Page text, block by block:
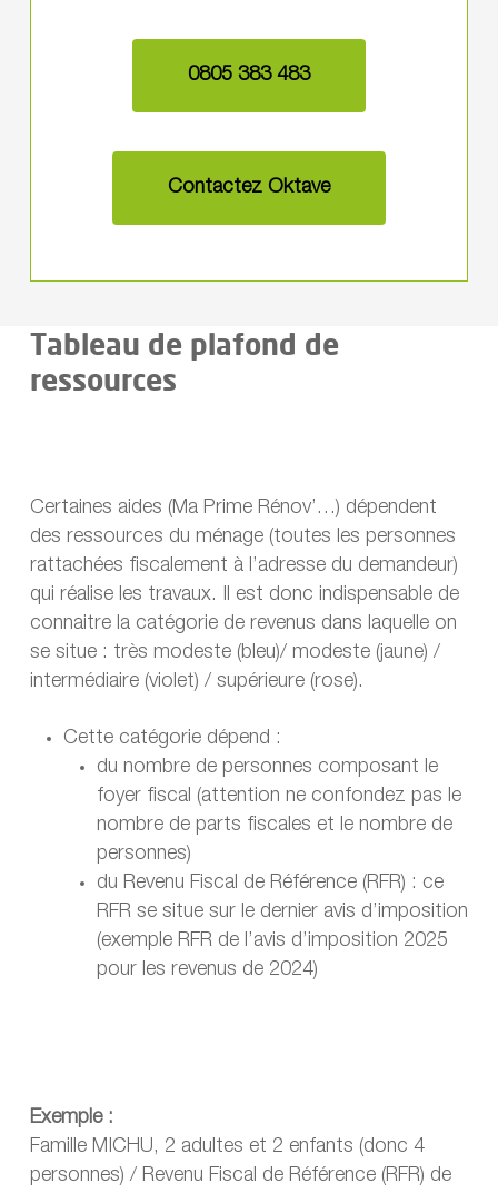
0805 383 483
Contactez Oktave
Tableau de plafond de
ressources
Certaines aides (Ma Prime Rénov’…) dépendent
des ressources du ménage (toutes les personnes
rattachées fiscalement à l’adresse du demandeur)
qui réalise les travaux. Il est donc indispensable de
connaitre la catégorie de revenus dans laquelle on
se situe : très modeste (bleu)/ modeste (jaune) /
intermédiaire (violet) / supérieure (rose).
Cette catégorie dépend :
du nombre de personnes composant le
foyer fiscal (attention ne confondez pas le
nombre de parts fiscales et le nombre de
personnes)
du Revenu Fiscal de Référence (RFR) : ce
RFR se situe sur le dernier avis d’imposition
(exemple RFR de l’avis d’imposition 2025
pour les revenus de 2024)
Exemple :
Famille MICHU, 2 adultes et 2 enfants (donc 4
personnes) / Revenu Fiscal de Référence (RFR) de